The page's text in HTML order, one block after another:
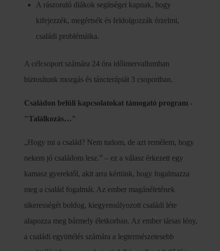
A rászoruló diákok segítséget kapnak, hogy
kifejezzék, megértsék és feldolgozzák érzelmi,
családi problémáika.
A célcsoport számára 24 óra időintervallumban
biztosítunk mozgás és táncterápiát 3 csoportban.
Családon belüli kapcsolatokat támogató program -
"Találkozás…"
„Hogy mi a család? Nem tudom, de azt remélem, hogy
nekem jó családom lesz.” – ez a válasz érkezett egy
kamasz gyerektől, akit arra kértünk, hogy fogalmazza
meg a család fogalmát. Az ember magánéletének
sikerességét boldog, kiegyensúlyozott családi léte
alapozza meg bármely életkorban. Az ember társas lény,
a családi együttélés számára a legtermészetesebb